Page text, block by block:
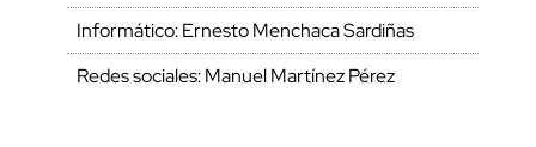
Informático: Ernesto Menchaca Sardiñas
Redes sociales: Manuel Martínez Pérez